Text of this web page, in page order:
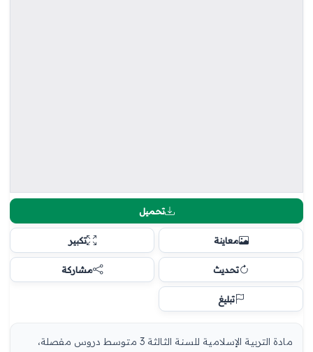
تحميل
معاينة تكبير
تحديث مشاركة
تبليغ
مادة التربية الإسلامية للسنة الثالثة 3 متوسط دروس مفصلة،